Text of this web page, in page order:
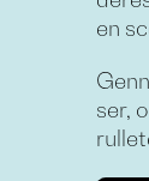
en
ser,